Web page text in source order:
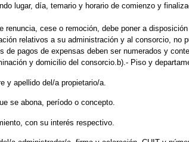
lugar, día, temario y horario de comienzo y
renuncia, cese o remoción, debe poner a
relativos a su administración y al consorcio, no
de pagos de expensas deben ser numerados y
y domicilio del consorcio.b).- Piso y
y apellido del/a propietario/a.
se abona, período o concepto.
con su interés respectivo.